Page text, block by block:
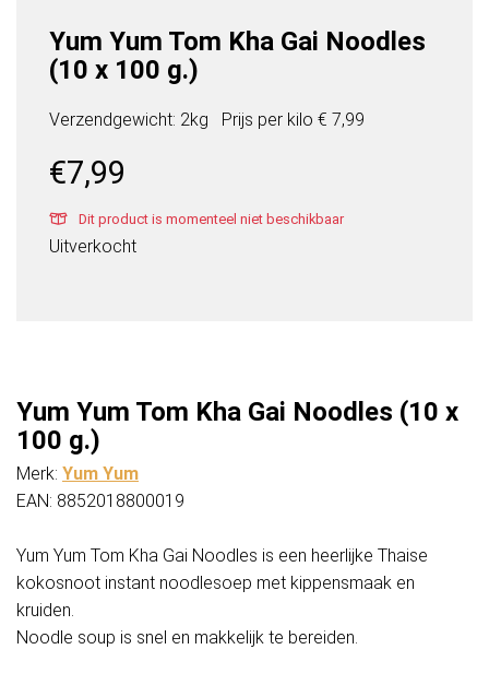
Yum Yum Tom Kha Gai Noodles
(10 x 100 g.)
Verzendgewicht: 2kg Prijs per kilo € 7,99
€7,99
Dit product is momenteel niet beschikbaar
Uitverkocht
Yum Yum Tom Kha Gai Noodles (10 x
100 g.)
Merk: Yum Yum
EAN: 8852018800019
Yum Yum Tom Kha Gai Noodles is een heerlijke Thaise
kokosnoot instant noodlesoep met kippensmaak en
kruiden.
Noodle soup is snel en makkelijk te bereiden.